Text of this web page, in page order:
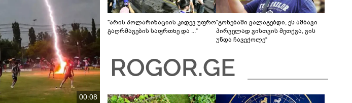
00:08
"არის პოლარიზაციის კიდევ უფრო
გაღრმავების საფრთხე და ...“
"გონებაში ვალაგებდი, ეს ამბავი
პირველად ვისთვის მეთქვა, ვის
უნდა ჩავექოლე“